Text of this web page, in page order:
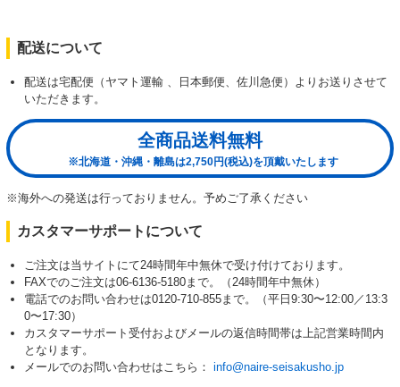
配送について
配送は宅配便（ヤマト運輸 、日本郵便、佐川急便）よりお送りさせて
いただきます。
全商品送料無料
※北海道・沖縄・離島は2,750円(税込)を頂戴いたします
※海外への発送は行っておりません。予めご了承ください
カスタマーサポートについて
ご注文は当サイトにて24時間年中無休で受け付けております。
FAXでのご注文は06-6136-5180まで。（24時間年中無休）
電話でのお問い合わせは0120-710-855まで。（平日9:30〜12:00／13:3
0〜17:30）
カスタマーサポート受付およびメールの返信時間帯は上記営業時間内
となります。
メールでのお問い合わせはこちら： info@naire-seisakusho.jp